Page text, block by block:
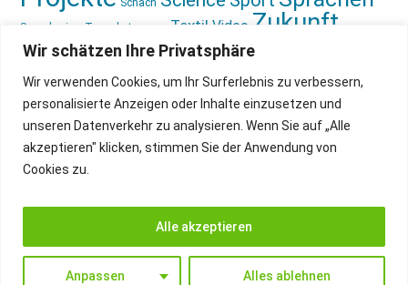
Wir schätzen Ihre Privatsphäre
Wir verwenden Cookies, um Ihr Surferlebnis zu verbessern,
personalisierte Anzeigen oder Inhalte einzusetzen und
unseren Datenverkehr zu analysieren. Wenn Sie auf „Alle
akzeptieren" klicken, stimmen Sie der Anwendung von
Cookies zu.
Anpassen Alles ablehnen
Alle akzeptieren
Sprachreise Tagesbetreuung Textil Video Zukunft
gestalten Ökologie
IMPRESSUM